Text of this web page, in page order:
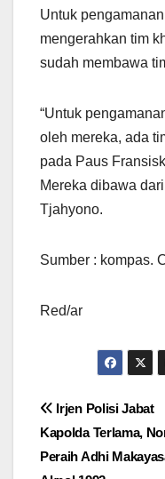
Untuk
mengerahkan tim
sudah membawa
“Untuk
oleh mereka, ada
pada Paus
Mereka dibawa
Tjahyono.
Sumber : kompas.
Red/ar
Navigasi
pos
Irjen Polisi Jabat
Kapolda Terlama,
Peraih Adhi